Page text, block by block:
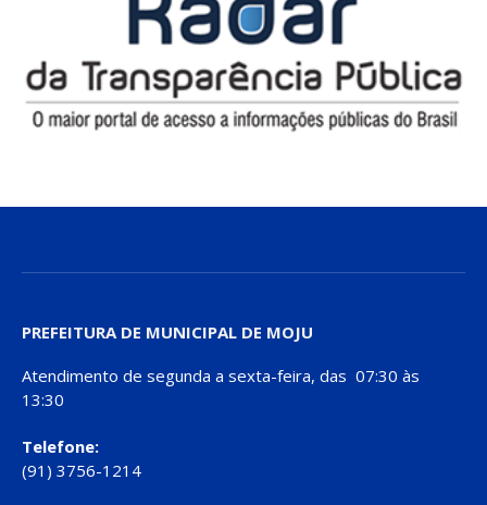
PREFEITURA DE MUNICIPAL DE MOJU
Atendimento de segunda a sexta-feira, das 07:30 às
13:30
Telefone:
(91) 3756-1214